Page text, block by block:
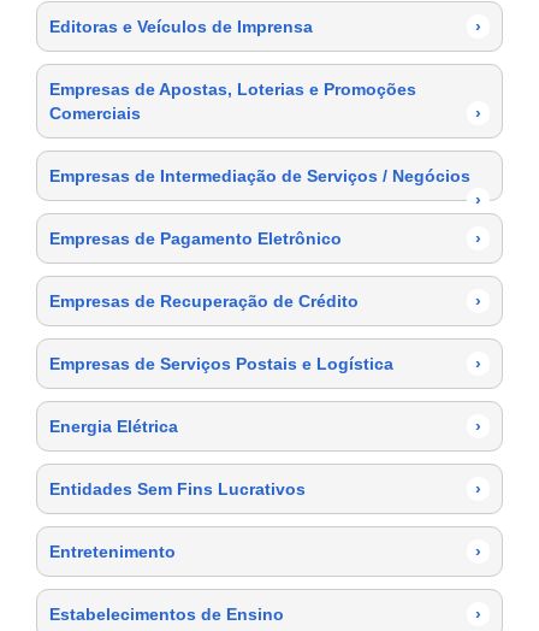
Editoras e Veículos de Imprensa ›
Empresas de Apostas, Loterias e Promoções
Comerciais
›
Empresas de Intermediação de Serviços / Negócios
›
Empresas de Pagamento Eletrônico
›
Empresas de Recuperação de Crédito ›
Empresas de Serviços Postais e Logística ›
Energia Elétrica ›
Entidades Sem Fins Lucrativos ›
Entretenimento ›
Estabelecimentos de Ensino ›